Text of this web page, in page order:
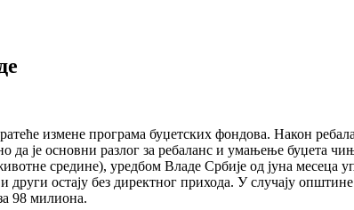
измене програма буџетских фондова. Након
је основни разлог за ребаланс и умањење буџета
средине), уредбом Владе Србије од јуна месеца
остају без директног прихода. У случају
98 милиона.